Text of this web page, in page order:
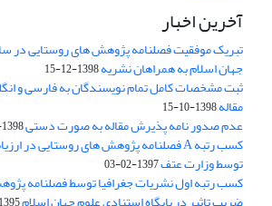
آخرین اخبار
تبریک موفقیت فصلنامه پژوهش های روستایی در
جهان اسلام به همراهان نشریه1398-12-15
ثبت مشخصات کامل تمام نویسندگان به فارسی و
مقاله1398-10-15
عدم صدور نامه پذیرش مقاله به صورت دستی1398-05-23
توسط وزارت عتف1397-02-03
کسب رتبه اول نشریات جغرافیا توسط فصلنامه